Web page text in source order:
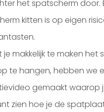
het spatscherm door.
kitten is op eigen
je makkelijk te maken het
te hangen, hebben we
gemaakt waarop
zien hoe je de